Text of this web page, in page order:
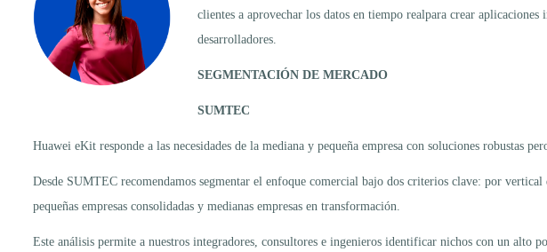
clientes a aprovechar los datos en tiempo realpara crear
desarrolladores.
SEGMENTACIÓN DE MERCADO
SUMTEC
Huawei eKit responde a las necesidades de la mediana y pequeña empresa con soluciones robustas
Desde SUMTEC recomendamos segmentar el enfoque comercial bajo dos criterios clave: por
pequeñas empresas consolidadas y medianas empresas en transformación.
Este análisis permite a nuestros integradores, consultores e ingenieros identificar nichos con un alto